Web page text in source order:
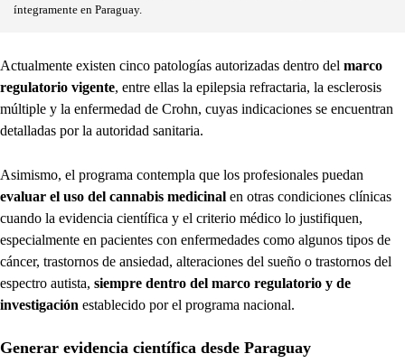
íntegramente en Paraguay.
Actualmente existen cinco patologías autorizadas dentro del marco
regulatorio vigente, entre ellas la epilepsia refractaria, la esclerosis
múltiple y la enfermedad de Crohn, cuyas indicaciones se encuentran
detalladas por la autoridad sanitaria.
Asimismo, el programa contempla que los profesionales puedan
evaluar el uso del cannabis medicinal en otras condiciones clínicas
cuando la evidencia científica y el criterio médico lo justifiquen,
especialmente en pacientes con enfermedades como algunos tipos de
cáncer, trastornos de ansiedad, alteraciones del sueño o trastornos del
espectro autista, siempre dentro del marco regulatorio y de
investigación establecido por el programa nacional.
Generar evidencia científica desde Paraguay